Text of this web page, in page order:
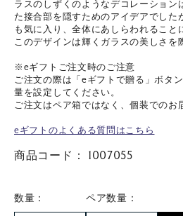
ラスのしずくのようなデコレーション
た接合部を隠すためのアイデアでした
も気に入り、全体にあしらわれること
このデザインは輝くガラスの美しさを
※eギフトご注文時のご注意
ご注文の際は「eギフトで贈る」ボタ
量を設定してください。
ご注文はペア箱ではなく、個装でのお
eギフトのよくある質問はこちら
商品コード： 1007055
数量： ペア数量：